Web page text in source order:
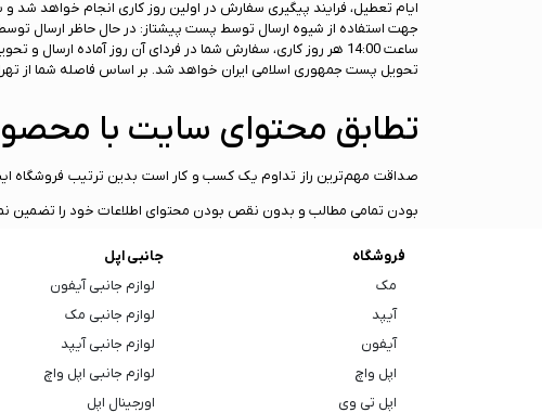
ایام تعطیل، فرایند پیگیری سفارش در اولین روز کاری انجام خواهد شد
جهت استفاده از شیوه ارسال توسط پست پیشتاز: در حال حاظر ارسال
تحویل پست جمهوری اسلامی ایران خواهد شد. بر اساس فاصله شما از تهران ممکن است
تطابق محتوای سایت با
صداقت مهم‌ترین راز تداوم یک کسب و کار است بدین ترتیب فروشگاه
بودن تمامی مطالب و بدون نقص بودن محتوای اطلاعات خود را تضمین
فروشگاه
مک
آیپد
آیفون
اپل واچ
اپل تی وی
جانبی اپل
لوازم جانبی آیفون
لوازم جانبی مک
لوازم جانبی آیپد
لوازم جانبی اپل واچ
اورجینال اپل